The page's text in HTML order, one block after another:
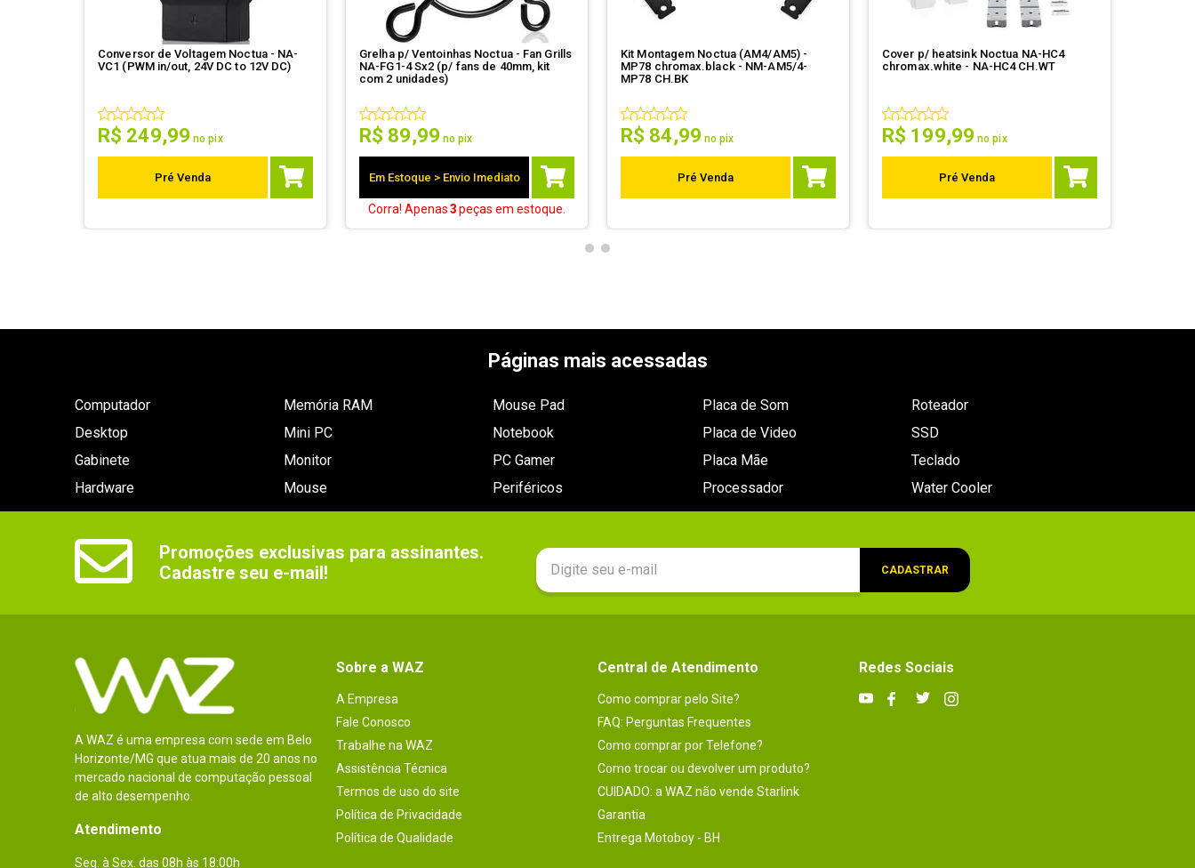
Conversor de Voltagem Noctua - NA-
VC1 (PWM in/out, 24V DC to 12V DC)
R$ 249,99 no pix
Pré Venda
Grelha p/ Ventoinhas Noctua - Fan Grills
NA-FG1-4 Sx2 (p/ fans de 40mm, kit
com 2 unidades)
R$ 89,99 no pix
Em Estoque > Envio Imediato
Corra! Apenas3peças em estoque.
Kit Montagem Noctua (AM4/AM5) -
MP78 chromax.black - NM-AM5/4-
MP78 CH.BK
R$ 84,99 no pix
Pré Venda
Cover p/ heatsink Noctua NA-HC4
chromax.white - NA-HC4 CH.WT
R$ 199,99 no pix
Pré Venda
Páginas mais acessadas
Computador
Desktop
Gabinete
Hardware
Memória RAM
Mini PC
Monitor
Mouse
Mouse Pad
Notebook
PC Gamer
Periféricos
Placa de Som
Placa de Video
Placa Mãe
Processador
Roteador
SSD
Teclado
Water Cooler
Promoções exclusivas para assinantes.
Cadastre seu e-mail!
CADASTRAR
A WAZ é uma empresa com sede em Belo
Horizonte/MG que atua mais de 20 anos no
mercado nacional de computação pessoal
de alto desempenho.
Atendimento
Seg. à Sex. das 08h às 18:00h
Sobre a WAZ
A Empresa
Fale Conosco
Trabalhe na WAZ
Assistência Técnica
Termos de uso do site
Política de Privacidade
Política de Qualidade
Central de Atendimento
Como comprar pelo Site?
FAQ: Perguntas Frequentes
Como comprar por Telefone?
Como trocar ou devolver um produto?
CUIDADO: a WAZ não vende Starlink
Garantia
Entrega Motoboy - BH
Redes Sociais